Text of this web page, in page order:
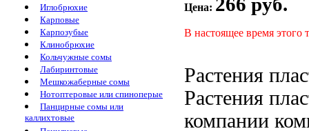
Иглобрюхие
Карповые
Карпозубые
Клинобрюхие
Кольчужные сомы
Лабиринтовые
Мешкожаберные сомы
Нотоптеровые или спиноперые
Панцирные сомы или
каллихтовые
Цена:
В настоящее время этого
Растения
Растения
компании